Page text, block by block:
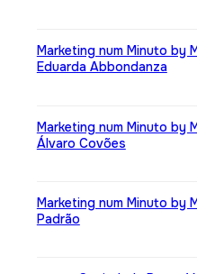
Marketing num Minuto by
Eduarda Abbondanza
Marketing num Minuto by
Álvaro Covões
Marketing num Minuto by
Padrão